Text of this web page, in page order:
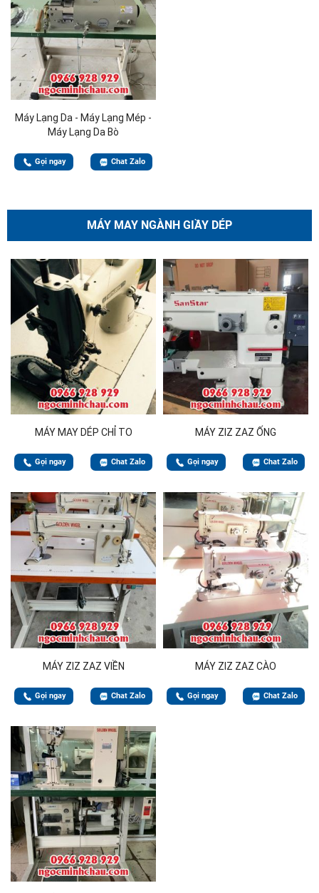
Máy Lạng Da - Máy Lạng Mép -
Máy Lạng Da Bò
Gọi ngay Chat Zalo
MÁY MAY NGÀNH GIẦY DÉP
MÁY MAY DÉP CHỈ TO
Gọi ngay Chat Zalo
MÁY ZIZ ZAZ ỐNG
Gọi ngay Chat Zalo
MÁY ZIZ ZAZ VIỀN
Gọi ngay Chat Zalo
MÁY ZIZ ZAZ CÀO
Gọi ngay Chat Zalo